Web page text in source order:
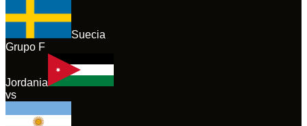
Suecia
Grupo F
Jordania
vs